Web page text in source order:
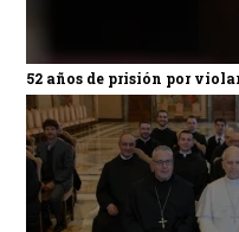
52 años de prisión por